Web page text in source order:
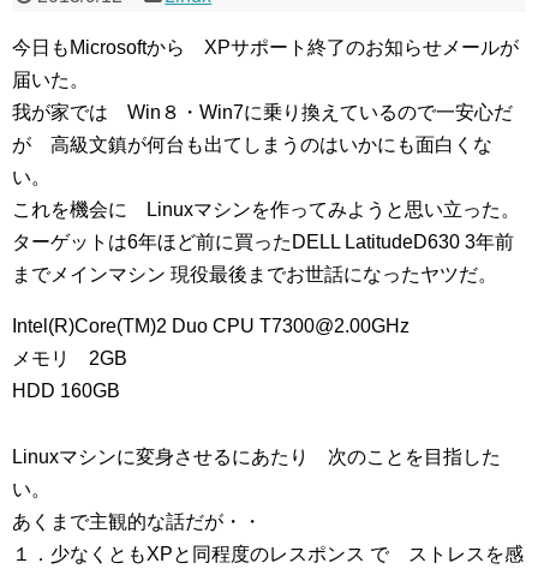
今日もMicrosoftから XPサポート終了のお知らせメールが
届いた。
我が家では Win８・Win7に乗り換えているので一安心だ
が 高級文鎮が何台も出てしまうのはいかにも面白くな
い。
これを機会に Linuxマシンを作ってみようと思い立った。
ターゲットは6年ほど前に買ったDELL LatitudeD630 3年前
までメインマシン 現役最後までお世話になったヤツだ。
Intel(R)Core(TM)2 Duo CPU T7300@2.00GHz
メモリ 2GB
HDD 160GB
Linuxマシンに変身させるにあたり 次のことを目指した
い。
あくまで主観的な話だが・・
１．少なくともXPと同程度のレスポンス で
ストレスを感